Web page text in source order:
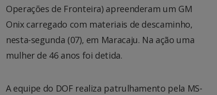
Operações de Fronteira) apreenderam um GM
Onix carregado com materiais de descaminho,
nesta-segunda (07), em Maracaju. Na ação uma
mulher de 46 anos foi detida.
A equipe do DOF realiza patrulhamento pela MS-